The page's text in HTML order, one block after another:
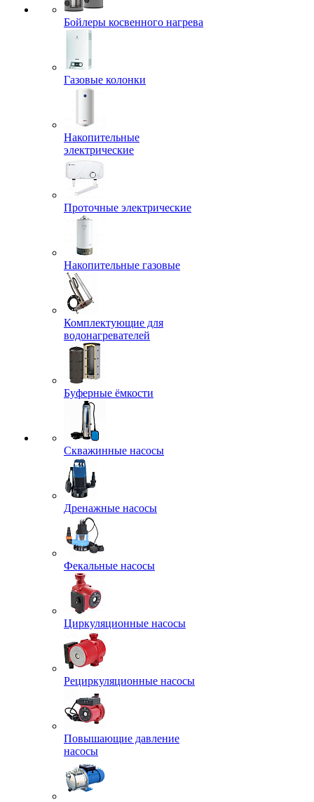
Бойлеры косвенного нагрева
Газовые колонки
Накопительные
электрические
Проточные электрические
Накопительные газовые
Комплектующие для
водонагревателей
Буферные ёмкости
Скважинные насосы
Дренажные насосы
Фекальные насосы
Циркуляционные насосы
Рециркуляционные насосы
Повышающие давление
насосы